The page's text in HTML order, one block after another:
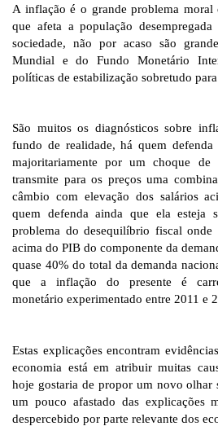
A inflação é o grande problema moral
que afeta a população
sociedade, não por acaso são
Mundial e do Fundo Monetário
políticas de estabilização sobretudo
São muitos os diagnósticos sobre
fundo de realidade, há quem
majoritariamente por um choque de
transmite para os preços uma
câmbio com elevação dos salários
quem defenda ainda que ela esteja
problema do desequilíbrio fiscal onde
acima do PIB do componente da
quase 40% do total da demanda
que a inflação do presente é
monetário experimentado entre 2011 e
Estas explicações encontram
economia está em atribuir muitas
hoje gostaria de propor um novo olhar
um pouco afastado das explicações
despercebido por parte relevante dos